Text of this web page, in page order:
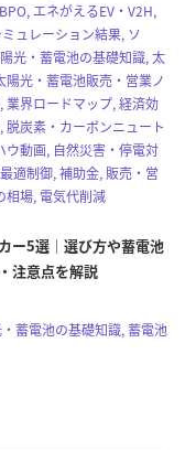
エネがえるEV・V2H,
ュレーション結果, ソ
光・蓄電池の基礎知識, 太
陽光・蓄電池販売・営業ノ
業界ロードマップ, 経済効
炭素・カーボンニュート
ウ動画, 自然災害・停電対
適制御, 補助金, 販売・営
相場, 電気代削減
ー5選｜選び方や蓄電池
注意点を解説
蓄電池の基礎知識, 蓄電池